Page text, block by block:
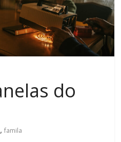
do
,famila